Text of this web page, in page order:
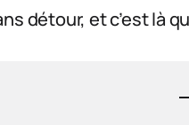
détour, et c’est là